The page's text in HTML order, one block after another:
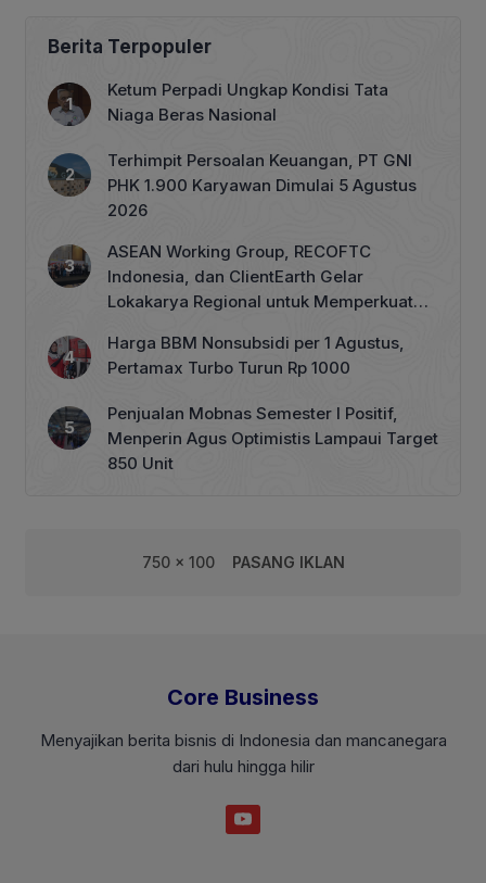
Berita Terpopuler
Ketum Perpadi Ungkap Kondisi Tata
Niaga Beras Nasional
Terhimpit Persoalan Keuangan, PT GNI
PHK 1.900 Karyawan Dimulai 5 Agustus
2026
ASEAN Working Group, RECOFTC
Indonesia, dan ClientEarth Gelar
Lokakarya Regional untuk Memperkuat
Harga BBM Nonsubsidi per 1 Agustus,
Pertamax Turbo Turun Rp 1000
Penjualan Mobnas Semester I Positif,
Menperin Agus Optimistis Lampaui Target
850 Unit
750 x 100 PASANG IKLAN
Core Business
Menyajikan berita bisnis di Indonesia dan mancanegara
dari hulu hingga hilir